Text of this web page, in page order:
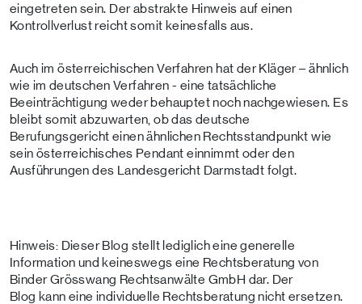
eingetreten sein. Der abstrakte Hinweis auf einen
Kontrollverlust reicht somit keinesfalls aus.
Auch im österreichischen Verfahren hat der Kläger – ähnlich
wie im deutschen Verfahren - eine tatsächliche
Beeinträchtigung weder behauptet noch nachgewiesen. Es
bleibt somit abzuwarten, ob das deutsche
Berufungsgericht einen ähnlichen Rechtsstandpunkt wie
sein österreichisches Pendant einnimmt oder den
Ausführungen des Landesgericht Darmstadt folgt.
Hinweis: Dieser Blog stellt lediglich eine generelle
Information und keineswegs eine Rechtsberatung von
Binder Grösswang Rechtsanwälte GmbH dar. Der
Blog kann eine individuelle Rechtsberatung nicht ersetzen.